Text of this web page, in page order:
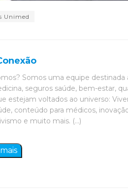
Unimed
Somos uma equipe
seguros saúde, bem-estar,
estejam voltados ao universo:
conteúdo para médicos,
e muito mais. (...)